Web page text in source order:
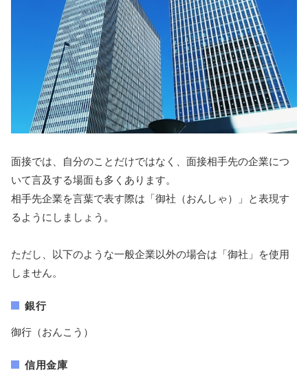
面接では、自分のことだけではなく、面接相手先の企業につ
いて言及する場面も多くあります。
相手先企業を言葉で表す際は「御社（おんしゃ）」と表現す
るようにしましょう。
ただし、以下のような一般企業以外の場合は「御社」を使用
しません。
銀行
御行（おんこう）
信用金庫